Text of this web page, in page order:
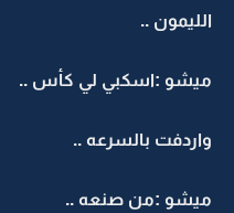
الليمون ..
ميشو :اسكبي لي كأس ..
واردفت بالسرعه ..
ميشو :من صنعه ..